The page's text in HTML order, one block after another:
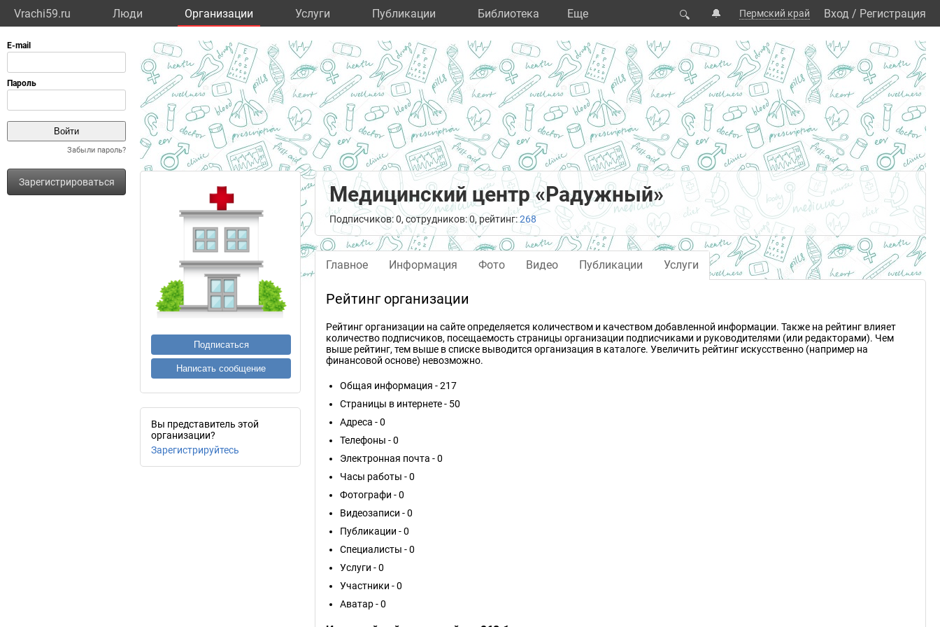
Vrachi59.ru Люди Организации Услуги Публикации Библиотека Eще 🔍 🔔 Пермский край Вход / Регистрация
Забыли пароль?
Зарегистрироваться
Подписаться
Написать сообщение
Вы представитель этой
организации?
Зарегистрируйтесь
Медицинский центр «Радужный»
Подписчиков: 0, сотрудников: 0, рейтинг:268
Главное Информация Фото Видео Публикации Услуги
Рейтинг организации
Рейтинг организации на сайте определяется количеством и качеством добавленной информации. Также на рейтинг влияет
количество подписчиков, посещаемость страницы организации подписчиками и руководителями (или редакторами). Чем
выше рейтинг, тем выше в списке выводится организация в каталоге. Увеличить рейтинг искусственно (например на
финансовой основе) невозможно.
Общая информация - 217
Страницы в интернете - 50
Адреса - 0
Телефоны - 0
Электронная почта - 0
Часы работы - 0
Фотографи - 0
Видеозаписи - 0
Публикации - 0
Специалисты - 0
Услуги - 0
Участники - 0
Аватар - 0